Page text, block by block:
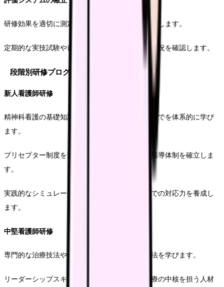
研修効果を適切に測定するための評価基準を設定します。
定期的な実技試験やレポート提出により、習得状況を確認します。
段階別研修プログラム
新人看護師研修
精神科看護の基礎知識から、基本的な観察技術までを体系的に学び
ます。
プリセプター制度を活用し、マンツーマンでの指導体制を確立しま
す。
実践的なシミュレーション研修を通じて、現場での対応力を養成し
ます。
中堅看護師研修
専門的な治療技法や、複雑なケースへの対応方法を学びます。
リーダーシップスキルの向上を図り、チーム医療の中核を担う人材